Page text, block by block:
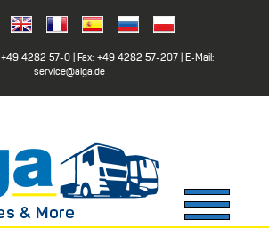
+49 4282 57-0 | Fax: +49 4282 57-207 | E-Mail:
service@alga.de